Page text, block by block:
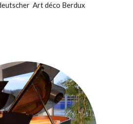
Art déco Berdux